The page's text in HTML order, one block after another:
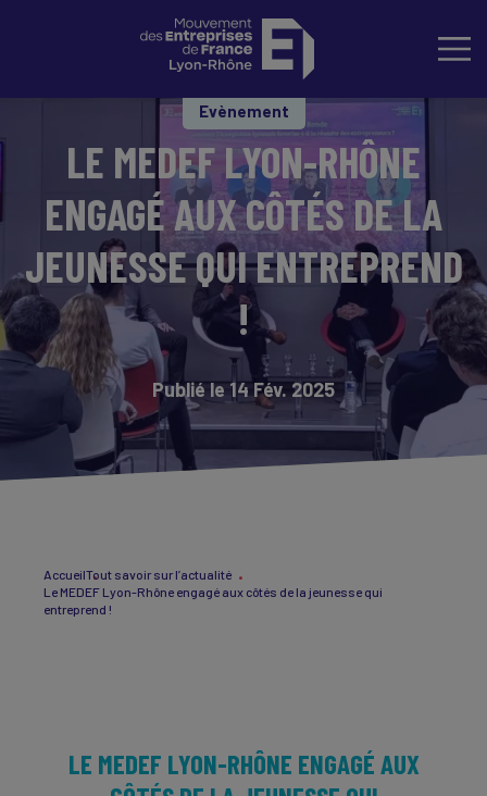
Evènement
LE MEDEF LYON-RHÔNE
ENGAGÉ AUX CÔTÉS DE LA
JEUNESSE QUI ENTREPREND
!
Publié le 14 Fév. 2025
AccueilTout savoir sur l’actualité
Le MEDEF Lyon-Rhône engagé aux côtés de la jeunesse qui
entreprend !
LE MEDEF LYON-RHÔNE ENGAGÉ AUX